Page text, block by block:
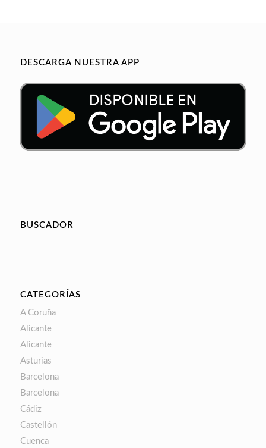
DESCARGA NUESTRA APP
BUSCADOR
CATEGORÍAS
A Coruña
Alicante
Alicante
Asturias
Barcelona
Barcelona
Cádiz
Castellón
Cuenca